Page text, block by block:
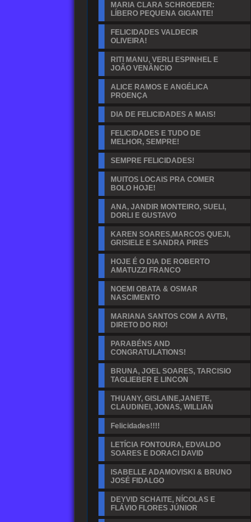
MARIA CLARA SCHROEDER:
LÍBERO PEQUENA GIGANTE!
FELICIDADES VALDECIR
OLIVEIRA!
RITI MANU, VERLI ESPINHEL E
JOÃO VENÂNCIO
ALICE RAMOS E ANGÉLICA
PROENÇA
DIA DE FELICIDADES A MAIS!
FELICIDADES E TUDO DE
MELHOR, SEMPRE!
SEMPRE FELICIDADES!
MUITOS LOCAIS PRA COMER
BOLO HOJE!
ANA, JANDIR MONTEIRO, SUELI,
DORLI E GUSTAVO
KAREN SOARES,MARCOS QUEJI,
GRISIELE E SANDRA PIRES
HOJE É O DIA DE ROBERTO
AMATUZZI FRANCO
NOEMI OBATA & OSMAR
NASCIMENTO
MARIANA SANTOS COM A AVTB,
DIRETO DO RIO!
PARABÉNS AND
CONGRATULATIONS!
BRUNA, JOEL SOARES, TARCISIO
TAGLIEBER E LINCON
THUANY, GISLAINE,JANETE,
CLAUDINEI, JONAS, WILLIAN
Felicidades!!!!
LETÍCIA FONTOURA, EDVALDO
SOARES E DORACI DAVID
ISABELLE ADAMOVISKI & BRUNO
JOSÉ FIDALGO
DEYVID SCHAITE, NÍCOLAS E
FLÁVIO FLORES JÚNIOR